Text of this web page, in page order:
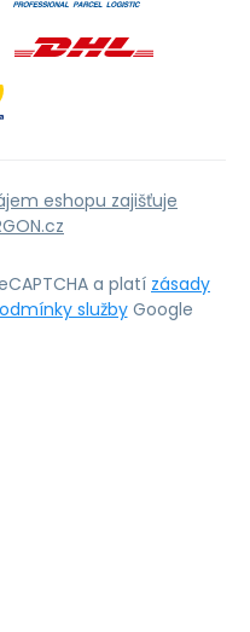
eshopu zajišťuje
a platí zásady
služby Google